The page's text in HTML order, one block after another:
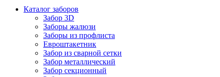
Каталог заборов
Забор 3D
Заборы жалюзи
Заборы из профлиста
Евроштакетник
Забор из сварной сетки
Забор металлический
Забор секционный